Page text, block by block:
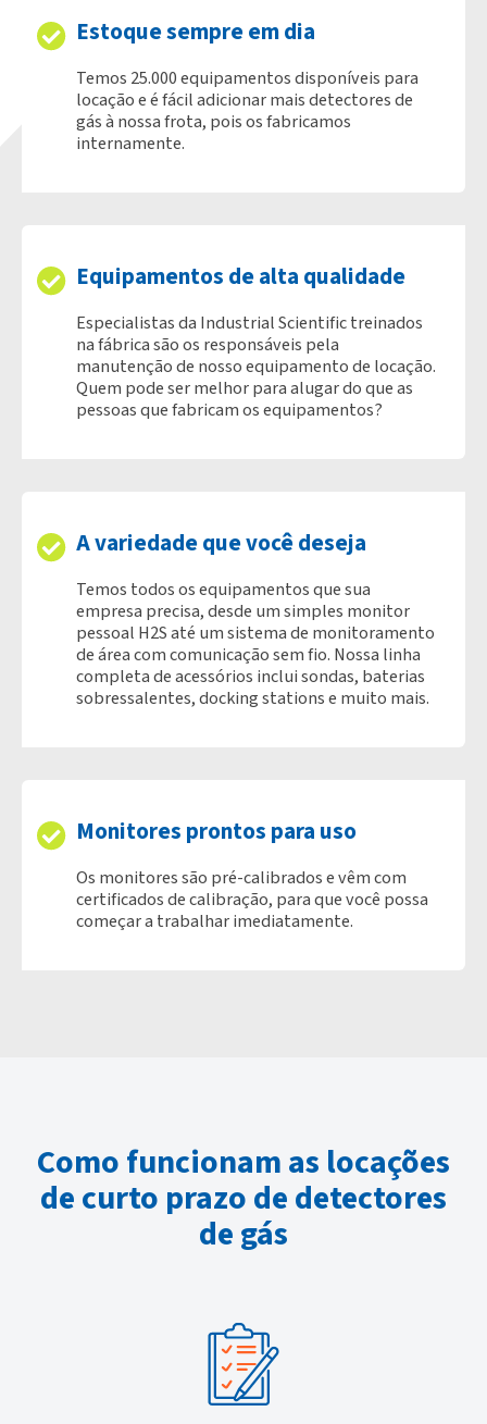
Estoque sempre em dia
Temos 25.000 equipamentos disponíveis para
locação e é fácil adicionar mais detectores de
gás à nossa frota, pois os fabricamos
internamente.
Equipamentos de alta qualidade
Especialistas da Industrial Scientific treinados
na fábrica são os responsáveis pela
manutenção de nosso equipamento de locação.
Quem pode ser melhor para alugar do que as
pessoas que fabricam os equipamentos?
A variedade que você deseja
Temos todos os equipamentos que sua
empresa precisa, desde um simples monitor
pessoal H2S até um sistema de monitoramento
de área com comunicação sem fio. Nossa linha
completa de acessórios inclui sondas, baterias
sobressalentes, docking stations e muito mais.
Monitores prontos para uso
Os monitores são pré-calibrados e vêm com
certificados de calibração, para que você possa
começar a trabalhar imediatamente.
Como funcionam as locações
de curto prazo de detectores
de gás